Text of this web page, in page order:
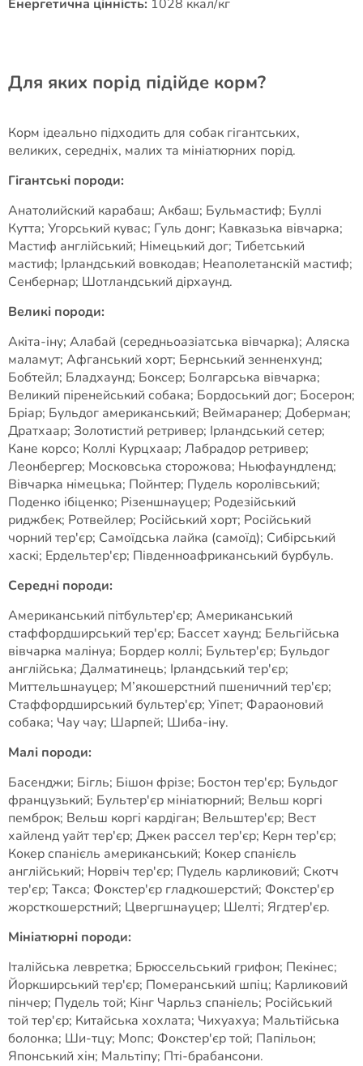
Енергетична цінність: 1028 ккал/кг
Для яких порід підійде корм?
Корм ідеально підходить для собак гігантських,
великих, середніх, малих та мініатюрних порід.
Гігантські породи:
Анатолийский карабаш; Акбаш; Бульмастиф; Буллі
Кутта; Угорський кувас; Гуль донг; Кавказька вівчарка;
Мастиф англійський; Німецький дог; Тибетський
мастиф; Ірландський вовкодав; Неаполетанскій мастиф;
Сенбернар; Шотландський дірхаунд.
Великі породи:
Акіта-іну; Алабай (середньоазіатська вівчарка); Аляска
маламут; Афганський хорт; Бернський зенненхунд;
Бобтейл; Бладхаунд; Боксер; Болгарська вівчарка;
Великий піренейський собака; Бордоський дог; Босерон;
Бріар; Бульдог американський; Веймаранер; Доберман;
Дратхаар; Золотистий ретривер; Ірландський сетер;
Кане корсо; Коллі Курцхаар; Лабрадор ретривер;
Леонбергер; Московська сторожова; Ньюфаундленд;
Вівчарка німецька; Пойнтер; Пудель королівський;
Поденко ібіценко; Різеншнауцер; Родезійський
риджбек; Ротвейлер; Російський хорт; Російський
чорний тер'єр; Самоїдська лайка (самоїд); Сибірський
хаскі; Ердельтер'єр; Південноафриканський бурбуль.
Середні породи:
Американський пітбультер'єр; Американський
стаффордширський тер'єр; Бассет хаунд; Бельгійська
вівчарка малінуа; Бордер коллі; Бультер'єр; Бульдог
англійська; Далматинець; Ірландський тер'єр;
Миттельшнауцер; М’якошерстний пшеничний тер'єр;
Стаффордширський бультер'єр; Уіпет; Фараоновий
собака; Чау чау; Шарпей; Шиба-іну.
Малі породи:
Басенджи; Бігль; Бішон фрізе; Бостон тер'єр; Бульдог
французький; Бультер'єр мініатюрний; Вельш коргі
пемброк; Вельш коргі кардіган; Вельштер'єр; Вест
хайленд уайт тер'єр; Джек рассел тер'єр; Керн тер'єр;
Кокер спанієль американський; Кокер спанієль
англійський; Норвіч тер'єр; Пудель карликовий; Скотч
тер'єр; Такса; Фокстер'єр гладкошерстий; Фокстер'єр
жорсткошерстний; Цвергшнауцер; Шелті; Ягдтер'єр.
Мініатюрні породи:
Італійська левретка; Брюссельський грифон; Пекінес;
Йоркширський тер'єр; Померанський шпіц; Карликовий
пінчер; Пудель той; Кінг Чарльз спаніель; Російський
той тер'єр; Китайська хохлата; Чихуахуа; Мальтійська
болонка; Ши-тцу; Мопс; Фокстер'єр той; Папільон;
Японський хін; Мальтіпу; Пті-брабансони.